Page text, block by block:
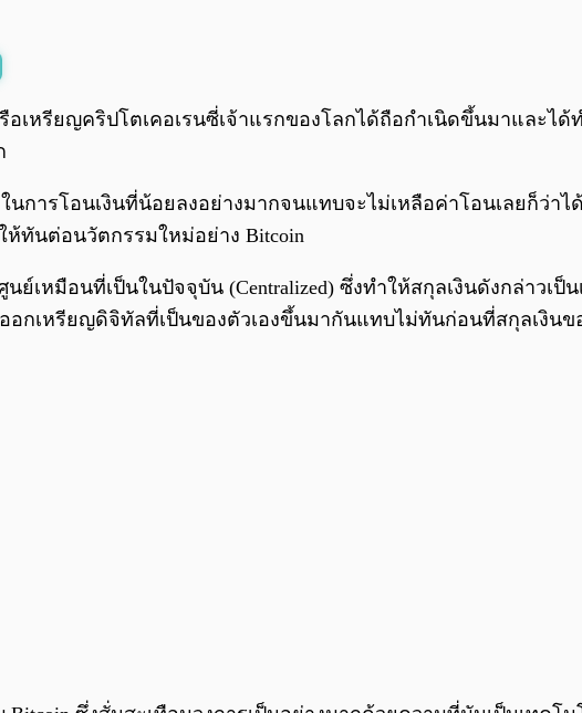
อเหรียญคริปโตเคอเรนซี่เจ้าแรกของโลกได้ถือกำเนิดขึ้นมาและได้
การโอนเงินที่น้อยลงอย่างมากจนแทบจะไม่เหลือค่าโอนเลยก็ว่า
ห้ทันต่อนวัตกรรมใหม่อย่าง Bitcoin
ย์เหมือนที่เป็นในปัจจุบัน (Centralized) ซึ่งทำให้สกุลเงินดังกล่าวเ
อกเหรียญดิจิทัลที่เป็นของตัวเองขึ้นมากันแทบไม่ทันก่อนที่สกุลเงินข